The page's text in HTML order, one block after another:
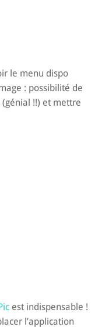
le menu dispo
: possibilité de
!!) et mettre
est indispensable !
l’application